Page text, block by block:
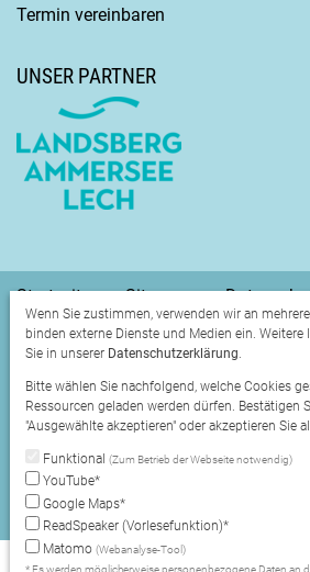
Termin vereinbaren
UNSER PARTNER
Startseite Sitemap
Datenschutzeinstellungen
Instagram
Facebook
A Schriftgröße
Wenn Sie zustimmen, verwenden wir an
binden externe Dienste und Medien ein.
Sie in unserer Datenschutzerklärung.
Bitte wählen Sie nachfolgend, welche Cookies
Ressourcen geladen werden dürfen. Bestätigen
"Ausgewählte akzeptieren" oder akzeptieren Sie
Funktional(Zum Betrieb der Webseite notwendig)
YouTube*
Google Maps*
ReadSpeaker (Vorlesefunktion)*
Matomo(Webanalyse-Tool)
* Es werden möglicherweise personenbezogene Daten an